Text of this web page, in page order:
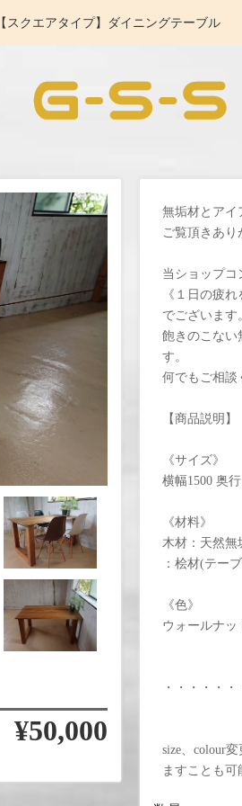
【スクエアタイプ】ダイニングテーブル
¥50,000
無垢材とアイ
ご覧頂きあり
当ショップコ
《１日の疲
でございます。
飽きのこない
す。
何でもご相談
【商品説明】
《サイズ》
横幅1500 奥
《材料》
木材：天然無
：桧材(テー
《色》
ウォールナッ
・・・・・・
size、colour
ますことも可